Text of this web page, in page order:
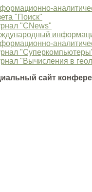
"Поиск"
"CNews"
"Вычисления в
сайт